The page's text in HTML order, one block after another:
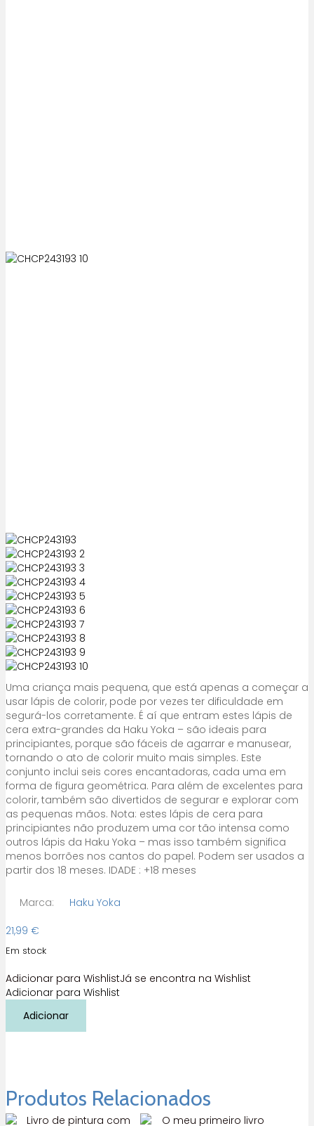
Uma criança mais pequena, que está apenas a começar a
usar lápis de colorir, pode por vezes ter dificuldade em
segurá-los corretamente. É aí que entram estes lápis de
cera extra-grandes da Haku Yoka – são ideais para
principiantes, porque são fáceis de agarrar e manusear,
tornando o ato de colorir muito mais simples. Este
conjunto inclui seis cores encantadoras, cada uma em
forma de figura geométrica. Para além de excelentes para
colorir, também são divertidos de segurar e explorar com
as pequenas mãos. Nota: estes lápis de cera para
principiantes não produzem uma cor tão intensa como
outros lápis da Haku Yoka – mas isso também significa
menos borrões nos cantos do papel. Podem ser usados a
partir dos 18 meses. IDADE : +18 meses
Marca:
Haku Yoka
21,99 €
Em stock
Adicionar para WishlistJá se encontra na Wishlist
Adicionar para Wishlist
Lápis
sensoriais
Haku
Yoka
Adicionar
Produtos Relacionados